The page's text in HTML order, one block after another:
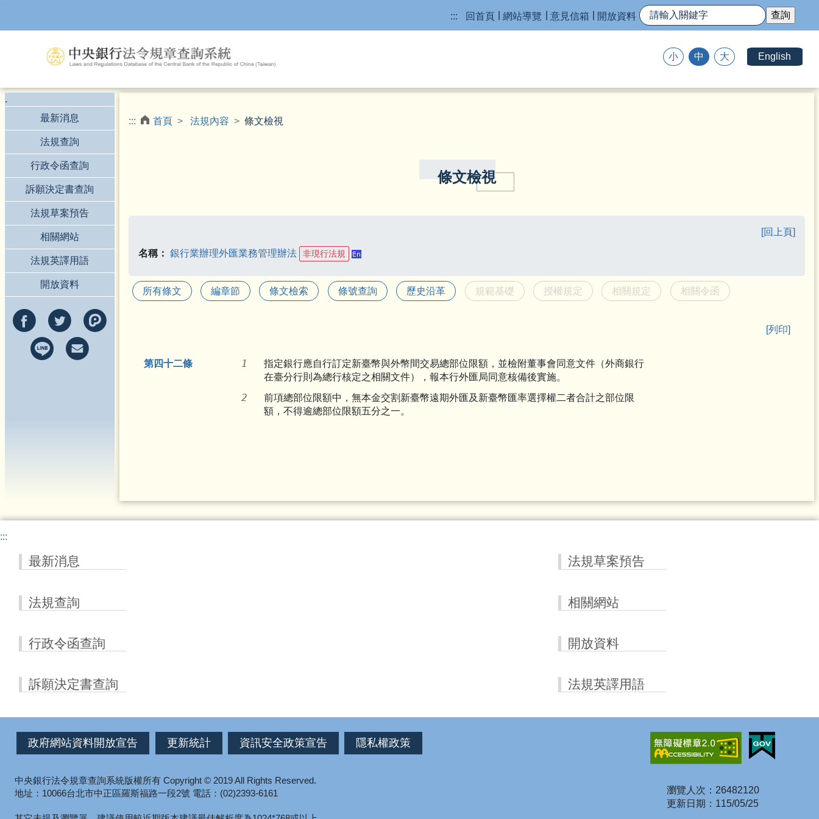
:::
回首頁 網站導覽 意見信箱 開放資料
小 中 大 English
.
最新消息
法規查詢
行政令函查詢
訴願決定書查詢
法規草案預告
相關網站
法規英譯用語
開放資料
::: 首頁 法規內容 條文檢視
條文檢視
[回上頁]
名稱：銀行業辦理外匯業務管理辦法 非現行法規
所有條文 編章節 條文檢索 條號查詢 歷史沿革 規範基礎 授權規定 相關規定 相關令函
[列印]
第四十二條
指定銀行應自行訂定新臺幣與外幣間交易總部位限額，並檢附董事會同意文件（外商銀行
在臺分行則為總行核定之相關文件），報本行外匯局同意核備後實施。
前項總部位限額中，無本金交割新臺幣遠期外匯及新臺幣匯率選擇權二者合計之部位限
額，不得逾總部位限額五分之一。
:::
最新消息 法規草案預告
法規查詢 相關網站
行政令函查詢 開放資料
訴願決定書查詢 法規英譯用語
政府網站資料開放宣告 更新統計 資訊安全政策宣告 隱私權政策
中央銀行法令規章查詢系統版權所有Copyright © 2019 All Rights Reserved.
地址：10066台北市中正區羅斯福路一段2號 電話：(02)2393-6161
瀏覽人次：26482120
更新日期：115/05/25